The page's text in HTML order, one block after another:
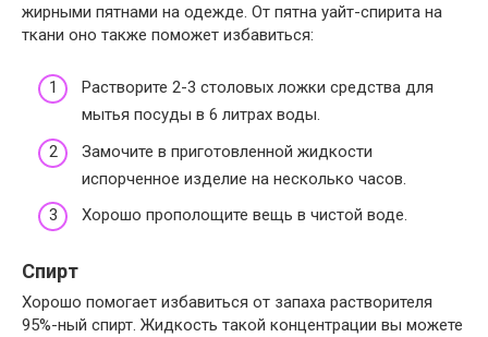
жирными пятнами на одежде. От пятна уайт-спирита на
ткани оно также поможет избавиться:
Растворите 2-3 столовых ложки средства для
мытья посуды в 6 литрах воды.
Замочите в приготовленной жидкости
испорченное изделие на несколько часов.
Хорошо прополощите вещь в чистой воде.
Спирт
Хорошо помогает избавиться от запаха растворителя
95%-ный спирт. Жидкость такой концентрации вы можете